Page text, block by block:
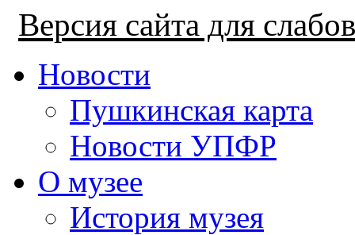
Версия сайта для
Новости
Пушкинская карта
Новости УПФР
О музее
История музея